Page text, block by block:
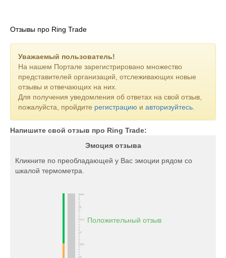
Отзывы про Ring Trade
Уважаемый пользователь!
На нашем Портале зарегистрировано множество
представителей организаций, отслеживающих новые
отзывы и отвечающих на них.
Для получения уведомления об ответах на свой отзыв,
пожалуйста, пройдите регистрацию и авторизуйтесь
Напишите свой отзыв про Ring Trade:
Эмоция отзыва
Кликните по преобладающей у Вас эмоции рядом со
шкалой термометра.
Положительный отзыв